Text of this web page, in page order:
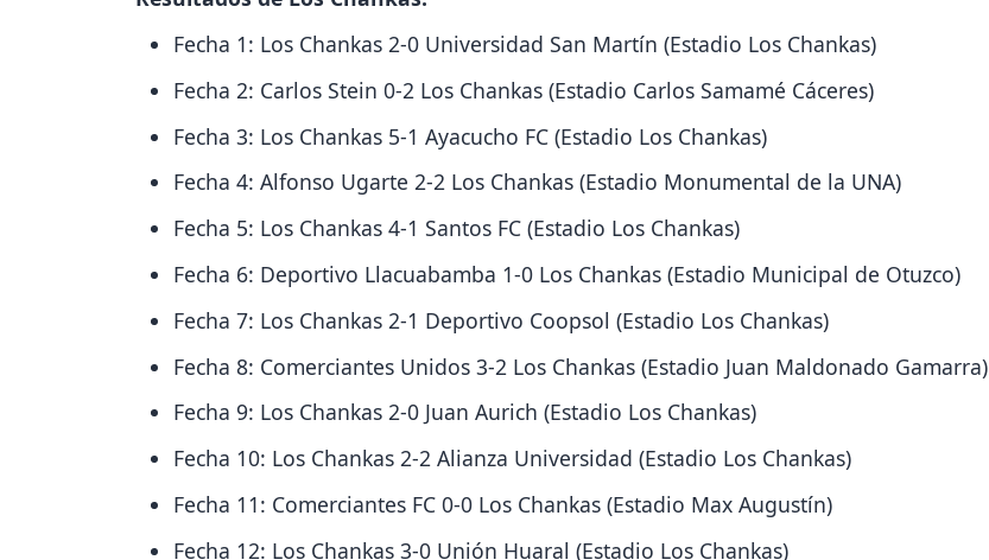
Fecha 1: Los Chankas 2-0 Universidad San Martín (Estadio Los Chankas)
Fecha 2: Carlos Stein 0-2 Los Chankas (Estadio Carlos Samamé Cáceres)
Fecha 3: Los Chankas 5-1 Ayacucho FC (Estadio Los Chankas)
Fecha 4: Alfonso Ugarte 2-2 Los Chankas (Estadio Monumental de la UNA)
Fecha 5: Los Chankas 4-1 Santos FC (Estadio Los Chankas)
Fecha 6: Deportivo Llacuabamba 1-0 Los Chankas (Estadio Municipal de Otuzco)
Fecha 7: Los Chankas 2-1 Deportivo Coopsol (Estadio Los Chankas)
Fecha 8: Comerciantes Unidos 3-2 Los Chankas (Estadio Juan Maldonado Gamarra)
Fecha 9: Los Chankas 2-0 Juan Aurich (Estadio Los Chankas)
Fecha 10: Los Chankas 2-2 Alianza Universidad (Estadio Los Chankas)
Fecha 11: Comerciantes FC 0-0 Los Chankas (Estadio Max Augustín)
Fecha 12: Los Chankas 3-0 Unión Huaral (Estadio Los Chankas)